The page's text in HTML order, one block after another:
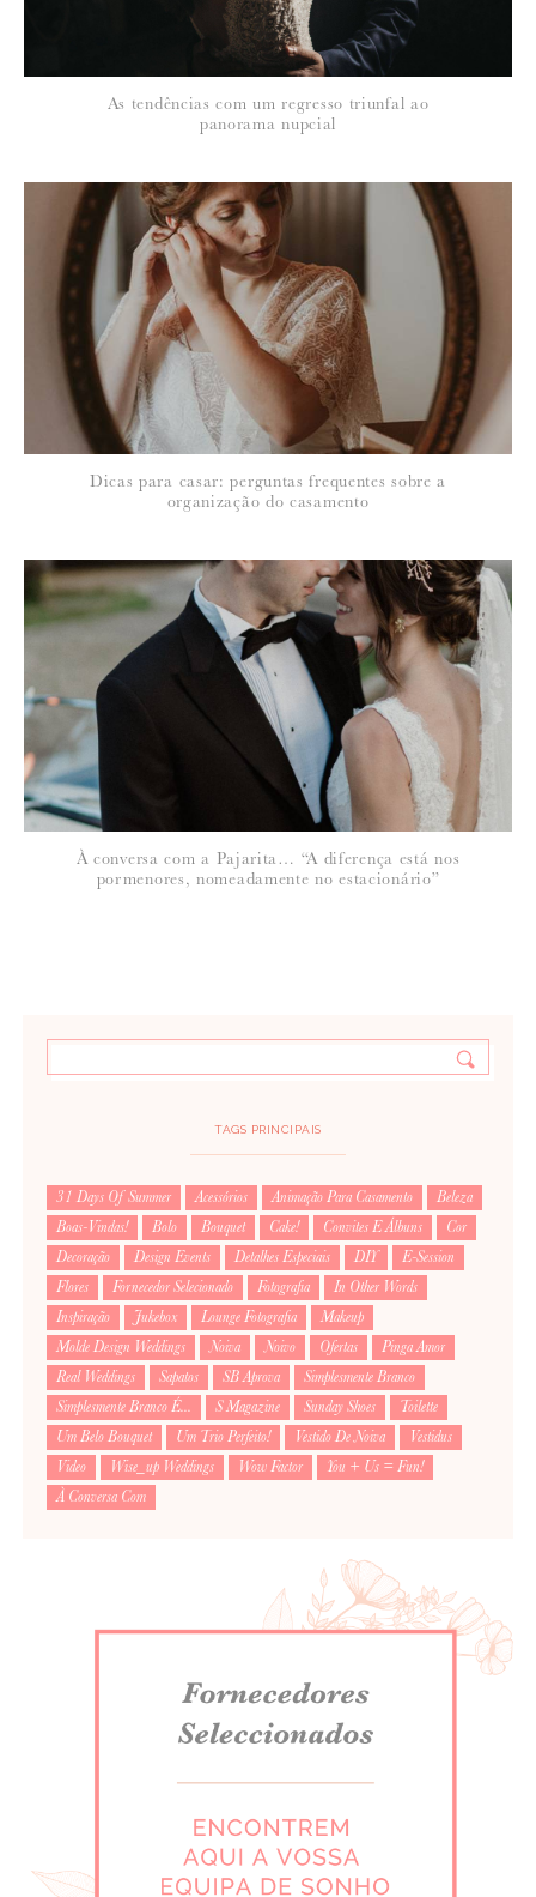
Para saber como tratamos e protegemos os seus dados, leia a nossa
política de privacidade
As tendências com um regresso triunfal ao
panorama nupcial
Dicas para casar: perguntas frequentes sobre a
organização do casamento
À conversa com a Pajarita… “A diferença está nos
pormenores, nomeadamente no estacionário”
TAGS PRINCIPAIS
31 Days Of Summer Acessórios Animação Para Casamento
Beleza
Boas-Vindas!
Bolo Bouquet Cake! Convites E Álbuns
Cor
Decoração
Design Events Detalhes Especiais DIY
E-Session
Flores
Fornecedor Selecionado Fotografia
In Other Words
Inspiração
Jukebox Lounge Fotografia
Makeup
Molde Design Weddings
Noiva Noivo Ofertas
Pinga Amor
Real Weddings
Sapatos SB Aprova
Simplesmente Branco
Simplesmente Branco É...
S Magazine Sunday Shoes
Toilette
Um Belo Bouquet
Um Trio Perfeito! Vestido De Noiva
Vestidus
Video
Wise_up Weddings Wow Factor
You + Us = Fun!
À Conversa Com